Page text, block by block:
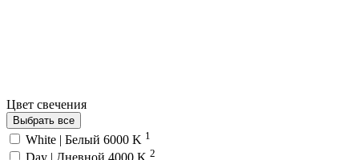
Цвет свечения
Выбрать все
White | Белый 6000 K 1
Day | Дневной 4000 K 2